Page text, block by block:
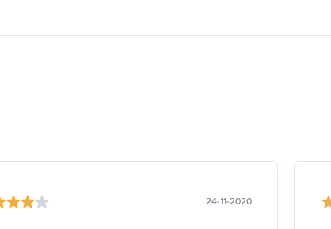
24-11-2020